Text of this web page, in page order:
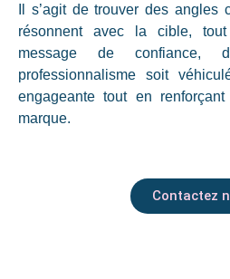
Il s’agit de trouver des angles
résonnent avec la cible,
message de
professionnalisme soit
engageante tout en
marque.
Contactez